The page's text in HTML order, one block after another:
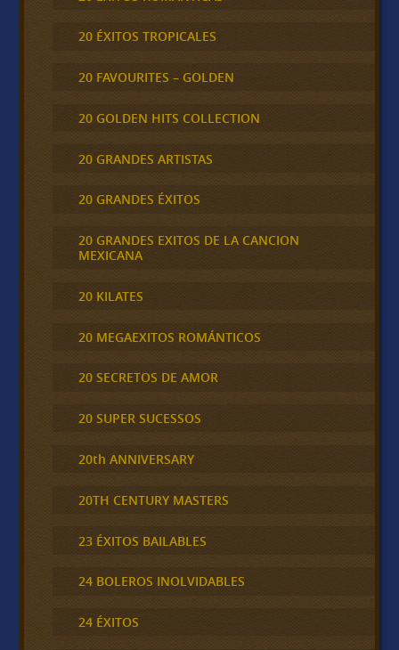
20 ÉXITOS TROPICALES
20 FAVOURITES – GOLDEN
20 GOLDEN HITS COLLECTION
20 GRANDES ARTISTAS
20 GRANDES ÉXITOS
20 GRANDES EXITOS DE LA CANCION
MEXICANA
20 KILATES
20 MEGAEXITOS ROMÁNTICOS
20 SECRETOS DE AMOR
20 SUPER SUCESSOS
20th ANNIVERSARY
20TH CENTURY MASTERS
23 ÉXITOS BAILABLES
24 BOLEROS INOLVIDABLES
24 ÉXITOS